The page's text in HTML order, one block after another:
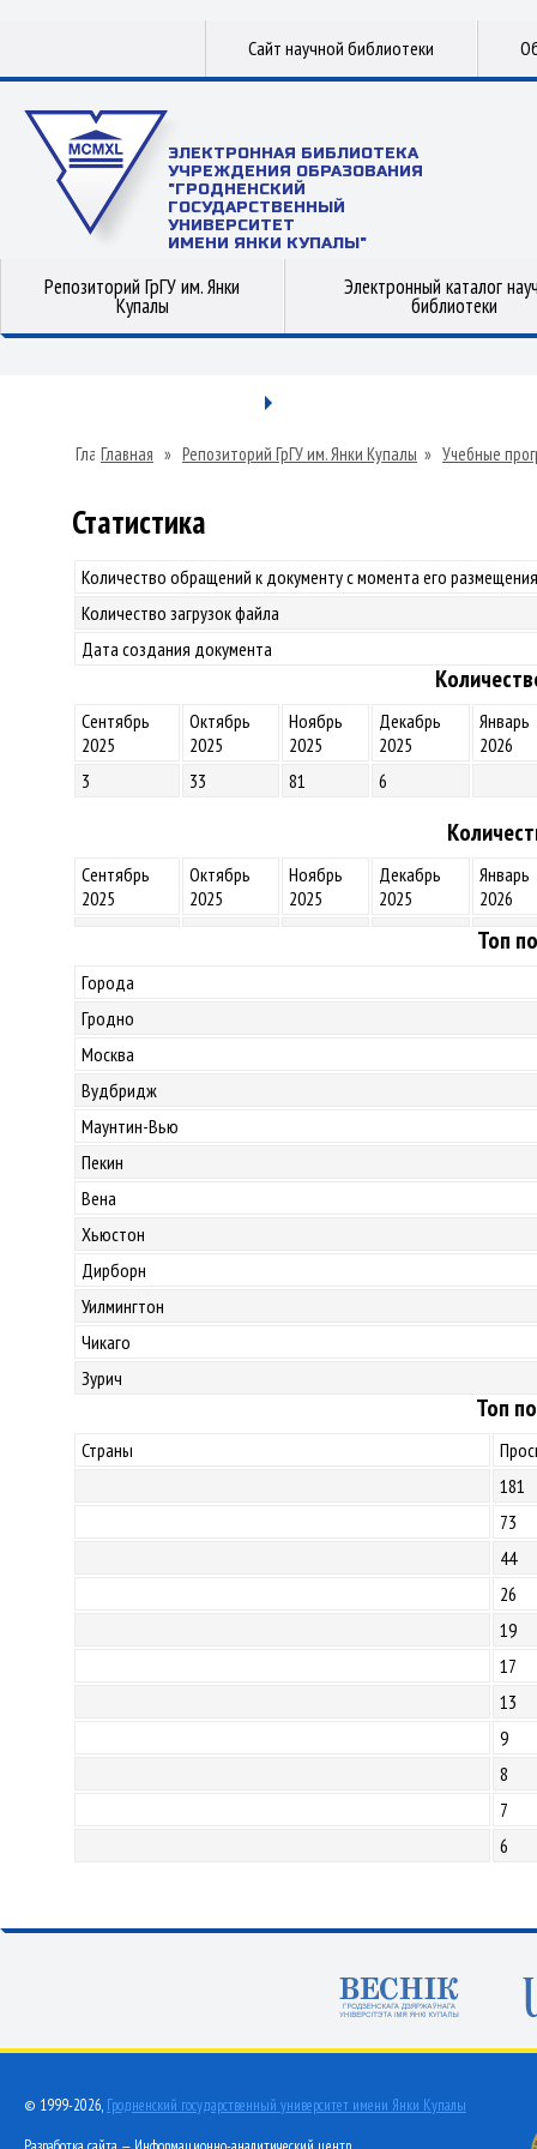
Сайт научной библиотеки
ЭЛЕКТРОННАЯ БИБЛИОТЕКА
УЧРЕЖДЕНИЯ ОБРАЗОВАНИЯ
"ГРОДНЕНСКИЙ
ГОСУДАРСТВЕННЫЙ
УНИВЕРСИТЕТ
ИМЕНИ ЯНКИ КУПАЛЫ"
Репозиторий ГрГУ им. Янки
Купалы
Электронный каталог
библиотеки
Главная » Репозиторий ГрГУ им. Янки Купалы » Учебные
Статистика
Количество обращений к документу с момента его
Количество загрузок файла
Дата создания документа
Сентябрь
2025
Октябрь
2025
Ноябрь
2025
Декабрь
2025
Январь
2026
3
33 81 6
Сентябрь
2025
Октябрь
2025
Ноябрь
2025
Декабрь
2025
Январь
2026
Топ
Города
Гродно
Москва
Вудбридж
Маунтин-Вью
Пекин
Вена
Хьюстон
Дирборн
Уилмингтон
Чикаго
Зурич
Топ
Страны
181
73
44
26
19
17
13
9
8
7
6
© 1999-2026, Гродненский государственный университет имени Янки Купалы